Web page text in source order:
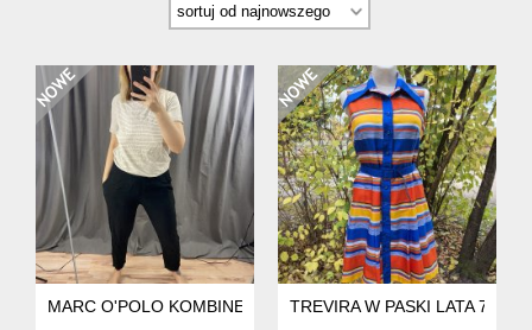
MARC O'POLO KOMBINEZON
TREVIRA W PASKI LATA 70-TE